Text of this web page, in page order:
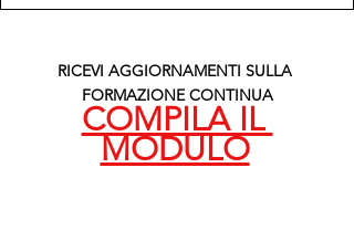
RICEVI AGGIORNAMENTI SULLA
FORMAZIONE CONTINUA
COMPILA IL
MODULO